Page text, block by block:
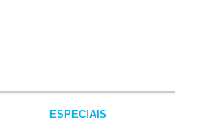
ESPECIAIS